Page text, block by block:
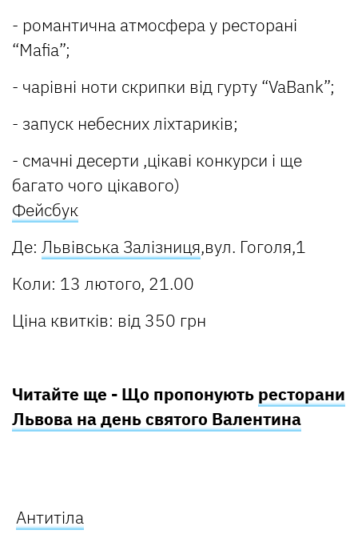
- романтична атмосфера у ресторані
“Mafia”;
- чарівні ноти скрипки від гурту “VaBank”;
- запуск небесних ліхтариків;
- смачні десерти ,цікаві конкурси і ще
багато чого цікавого)
Фейсбук
Де: Львівська Залізниця,вул. Гоголя,1
Коли: 13 лютого, 21.00
Ціна квитків: від 350 грн
Читайте ще - Що пропонують ресторани
Львова на день святого Валентина
Антитіла